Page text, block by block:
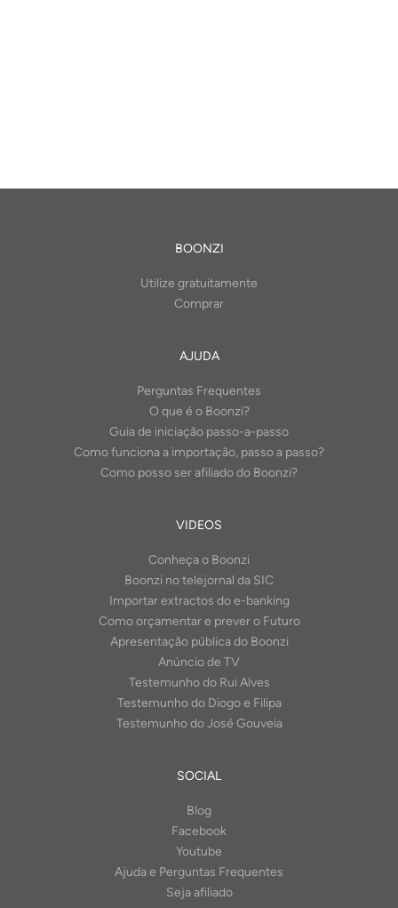
BOONZI
Utilize gratuitamente
Comprar
AJUDA
Perguntas Frequentes
O que é o Boonzi?
Guia de iniciação passo-a-passo
Como funciona a importação, passo a passo?
Como posso ser afiliado do Boonzi?
VIDEOS
Conheça o Boonzi
Boonzi no telejornal da SIC
Importar extractos do e-banking
Como orçamentar e prever o Futuro
Apresentação pública do Boonzi
Anúncio de TV
Testemunho do Rui Alves
Testemunho do Diogo e Filipa
Testemunho do José Gouveia
SOCIAL
Blog
Facebook
Youtube
Ajuda e Perguntas Frequentes
Seja afiliado